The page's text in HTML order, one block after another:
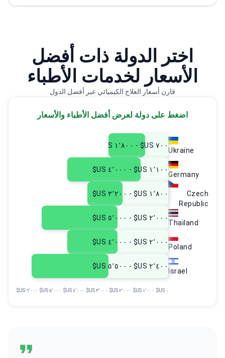
اختر الدولة ذات أفضل
الأسعار لخدمات الأطباء
قارن أسعار العلاج الكيميائي عبر أفضل الدول
اضغط على دولة لعرض أفضل الأطباء والأسعار
Ukraine
Germany
Czech
Republic
Thailand
Poland
Israel
٧٠٠ US$ - ١٬٨٠٠ US$
١٬١٠٠ US$ - ٤٬٠٠٠ US$
١٬٨٠٠ US$ - ٣٬٢٠٠ US$
٢٬٠٠٠ US$ - ٥٬٠٠٠ US$
٢٬٠٠٠ US$ - ٤٬٠٠٠ US$
٢٬٤٠٠ US$ - ٥٬٥٠٠ US$
٠ US$ ١٬٠٠٠ US$ ٢٬٠٠٠ US$ ٣٬٠٠٠ US$ ٤٬٠٠٠ US$ ٥٬٠٠٠ US$ ٦٬٠٠٠ US$
الجمعية التركية للأورام الطبية. ESMO (الجمعية الأوروبية